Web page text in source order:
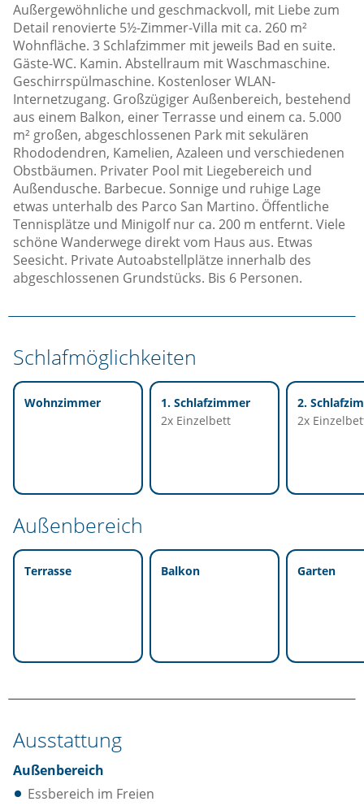
Außergewöhnliche und geschmackvoll, mit Liebe zum
Detail renovierte 5½-Zimmer-Villa mit ca. 260 m²
Wohnfläche. 3 Schlafzimmer mit jeweils Bad en suite.
Gäste-WC. Kamin. Abstellraum mit Waschmaschine.
Geschirrspülmaschine. Kostenloser WLAN-
Internetzugang. Großzügiger Außenbereich, bestehend
aus einem Balkon, einer Terrasse und einem ca. 5.000
m² großen, abgeschlossenen Park mit sekulären
Rhododendren, Kamelien, Azaleen und verschiedenen
Obstbäumen. Privater Pool mit Liegebereich und
Außendusche. Barbecue. Sonnige und ruhige Lage
etwas unterhalb des Parco San Martino. Öffentliche
Tennisplätze und Minigolf nur ca. 200 m entfernt. Viele
schöne Wanderwege direkt vom Haus aus. Etwas
Seesicht. Private Autoabstellplätze innerhalb des
abgeschlossenen Grundstücks. Bis 6 Personen.
Schlafmöglichkeiten
Wohnzimmer
1. Schlafzimmer
2x Einzelbett
2.
2x
Außenbereich
Terrasse Balkon Garten
Ausstattung
Außenbereich
Essbereich im Freien